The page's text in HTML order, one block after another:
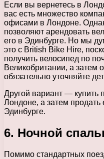
Если вы вернетесь в
вас есть множество
офисами в Лондоне.
позволяют арендовать
его в Эдинбурге. Но мы
это с British Bike Hire,
получить велосипед по
Великобритании, а затем
обязательно уточняйте
Другой вариант — купить
Лондоне, а затем продать
Эдинбурге.
6. Ночной
Помимо стандартных